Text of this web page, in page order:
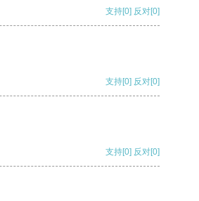
支持[0] 反对[0]
支持[0] 反对[0]
支持[0] 反对[0]